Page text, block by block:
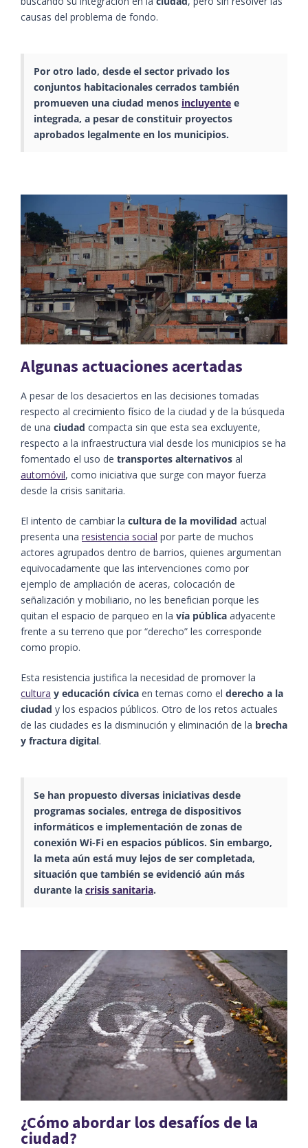
causas del problema de fondo.
Por otro lado, desde el sector privado los
conjuntos habitacionales cerrados también
promueven una ciudad menos incluyente e
integrada, a pesar de constituir proyectos
aprobados legalmente en los municipios.
Algunas actuaciones acertadas
A pesar de los desaciertos en las decisiones tomadas
respecto al crecimiento físico de la ciudad y de la búsqueda
de una ciudad compacta sin que esta sea excluyente,
respecto a la infraestructura vial desde los municipios se ha
fomentado el uso de transportes alternativos al
automóvil, como iniciativa que surge con mayor fuerza
desde la crisis sanitaria.
El intento de cambiar la cultura de la movilidad actual
presenta una resistencia social por parte de muchos
actores agrupados dentro de barrios, quienes argumentan
equivocadamente que las intervenciones como por
ejemplo de ampliación de aceras, colocación de
señalización y mobiliario, no les benefician porque les
quitan el espacio de parqueo en la vía pública adyacente
frente a su terreno que por “derecho” les corresponde
como propio.
Esta resistencia justifica la necesidad de promover la
cultura y educación cívica en temas como el derecho a la
ciudad y los espacios públicos. Otro de los retos actuales
de las ciudades es la disminución y eliminación de la brecha
y fractura digital.
Se han propuesto diversas iniciativas desde
programas sociales, entrega de dispositivos
informáticos e implementación de zonas de
conexión Wi-Fi en espacios públicos. Sin embargo,
la meta aún está muy lejos de ser completada,
situación que también se evidenció aún más
durante la crisis sanitaria.
¿Cómo abordar los desafíos de la
ciudad?